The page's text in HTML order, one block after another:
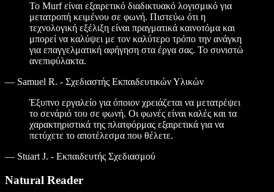
Το Murf είναι εξαιρετικό διαδικτυακό λογισμικό για
μετατροπή κειμένου σε φωνή. Πιστεύω ότι η
τεχνολογική εξέλιξη είναι πραγματικά καινοτόμα και
μπορεί να καλύψει με τον καλύτερο τρόπο την ανάγκη
για επαγγελματική αφήγηση στα έργα σας. Το συνιστώ
ανεπιφύλακτα.
— Samuel R. - Σχεδιαστής Εκπαιδευτικών Υλικών
Έξυπνο εργαλείο για όποιον χρειάζεται να μετατρέψει
το σενάριό του σε φωνή. Οι φωνές είναι καλές και τα
χαρακτηριστικά της πλατφόρμας εξαιρετικά για να
πετύχετε το αποτέλεσμα που θέλετε.
— Stuart J. - Εκπαιδευτής Σχεδιασμού
Natural Reader